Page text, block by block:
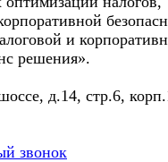
и
решения».
д.14, стр.6,
звонок